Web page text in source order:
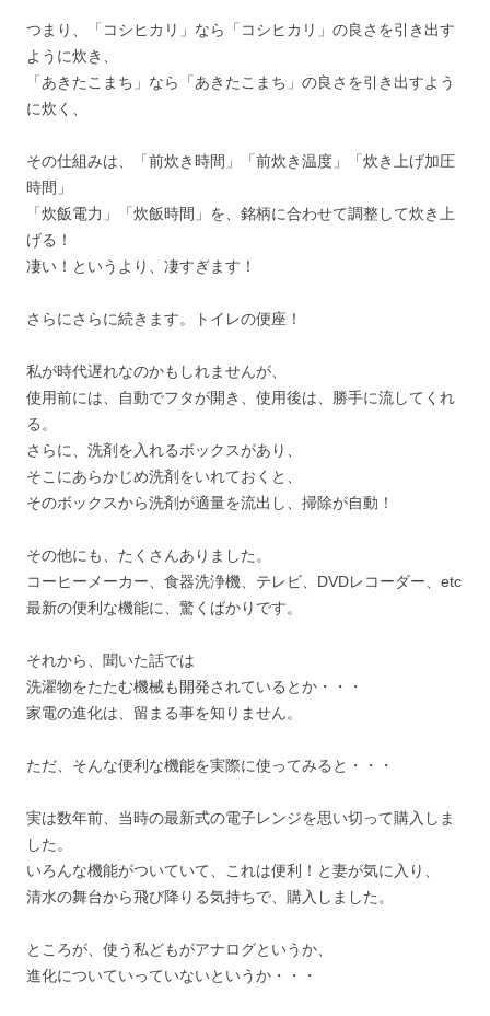
つまり、「コシヒカリ」なら「コシヒカリ」の良さを引き出す
ように炊き、
「あきたこまち」なら「あきたこまち」の良さを引き出すよう
に炊く、
その仕組みは、「前炊き時間」「前炊き温度」「炊き上げ加圧
時間」
「炊飯電力」「炊飯時間」を、銘柄に合わせて調整して炊き上
げる！
凄い！というより、凄すぎます！
さらにさらに続きます。トイレの便座！
私が時代遅れなのかもしれませんが、
使用前には、自動でフタが開き、使用後は、勝手に流してくれ
る。
さらに、洗剤を入れるボックスがあり、
そこにあらかじめ洗剤をいれておくと、
そのボックスから洗剤が適量を流出し、掃除が自動！
その他にも、たくさんありました。
コーヒーメーカー、食器洗浄機、テレビ、DVDレコーダー、etc
最新の便利な機能に、驚くばかりです。
それから、聞いた話では
洗濯物をたたむ機械も開発されているとか・・・
家電の進化は、留まる事を知りません。
ただ、そんな便利な機能を実際に使ってみると・・・
実は数年前、当時の最新式の電子レンジを思い切って購入しま
した。
いろんな機能がついていて、これは便利！と妻が気に入り、
清水の舞台から飛び降りる気持ちで、購入しました。
ところが、使う私どもがアナログというか、
進化についていっていないというか・・・